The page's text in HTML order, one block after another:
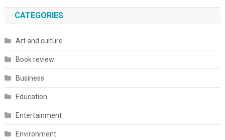
CATEGORIES
Art and culture
Book review
Business
Education
Entertainment
Environment